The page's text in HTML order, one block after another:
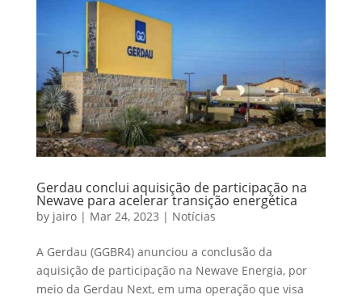
Gerdau conclui aquisição de participação na
Newave para acelerar transição energética
by jairo| Mar 24, 2023 | Notícias
A Gerdau (GGBR4) anunciou a conclusão da
aquisição de participação na Newave Energia, por
meio da Gerdau Next, em uma operação que visa